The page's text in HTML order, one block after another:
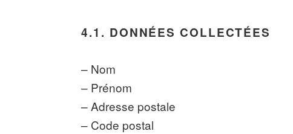
4.1. DONNÉES COLLECTÉES
– Nom
– Prénom
– Adresse postale
– Code postal